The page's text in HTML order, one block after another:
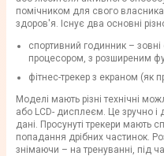
помічником для свого
здоров'я. Існує два основні
спортивний годинник –
процесором, з розширеним
фітнес-трекер з екраном (як
Моделі мають різні технічні
або LCD- дисплеєм. Це зручно і
дані. Просунуті трекери мають
попадання дрібних частинок.
знімаючи – на тренуванні, під